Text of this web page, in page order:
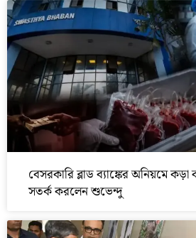
বেসরকারি ব্লাড ব্যাঙ্কের অনিয়মে কড়া
সতর্ক করলেন শুভেন্দু